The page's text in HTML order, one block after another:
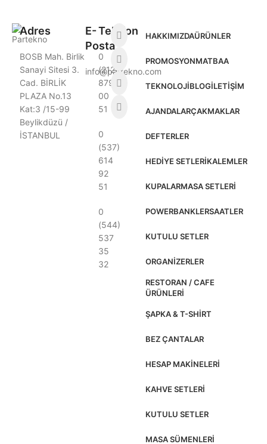
Adres
BOSB Mah. Birlik
Sanayi Sitesi 3.
Cad. BİRLİK
PLAZA No.13
Kat:3 /15-99
Beylikdüzü /
İSTANBUL
E-
Posta
info@partekno.com
Telefon
0
(212)
879
00
51
0
(537)
614
92
51
0
(544)
537
35
32
HAKKIMIZDAÜRÜNLER
PROMOSYONMATBAA
TEKNOLOJIBLOGİLETIŞIM
AJANDALARÇAKMAKLAR
DEFTERLER
HEDIYE SETLERIKALEMLER
KUPALARMASA SETLERI
POWERBANKLERSAATLER
KUTULU SETLER
ORGANIZERLER
RESTORAN / CAFE
ÜRÜNLERI
ŞAPKA & T-SHIRT
BEZ ÇANTALAR
HESAP MAKINELERI
KAHVE SETLERI
KUTULU SETLER
MASA SÜMENLERI